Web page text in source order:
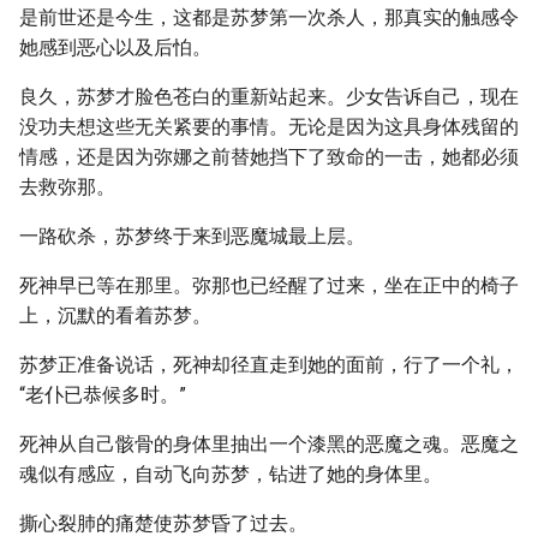
是前世还是今生，这都是苏梦第一次杀人，那真实的触感令
她感到恶心以及后怕。
良久，苏梦才脸色苍白的重新站起来。少女告诉自己，现在
没功夫想这些无关紧要的事情。无论是因为这具身体残留的
情感，还是因为弥娜之前替她挡下了致命的一击，她都必须
去救弥那。
一路砍杀，苏梦终于来到恶魔城最上层。
死神早已等在那里。弥那也已经醒了过来，坐在正中的椅子
上，沉默的看着苏梦。
苏梦正准备说话，死神却径直走到她的面前，行了一个礼，
“老仆已恭候多时。”
死神从自己骸骨的身体里抽出一个漆黑的恶魔之魂。恶魔之
魂似有感应，自动飞向苏梦，钻进了她的身体里。
撕心裂肺的痛楚使苏梦昏了过去。